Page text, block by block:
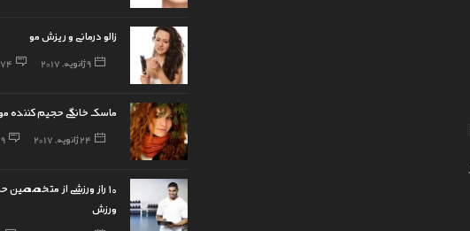
زالو درمانی و ریزش مو
9 ژانویه, 2017 74
ماسک خانگی حجیم کننده
24 ژانویه, 2017
۱۰ راز ورزشی از متخصصین
ورزش